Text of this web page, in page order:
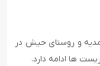
و روستای حیش در
ها ادامه دارد.